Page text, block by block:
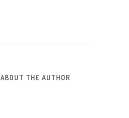
ABOUT THE AUTHOR